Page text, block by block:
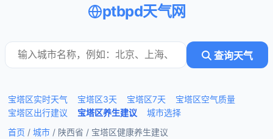
ptbpd天气网
查询天气
宝塔区实时天气 宝塔区3天 宝塔区7天
宝塔区空气质量
宝塔区出行建议
宝塔区养生建议
城市选择
首页 / 城市 / 陕西省 / 宝塔区健康养生建议